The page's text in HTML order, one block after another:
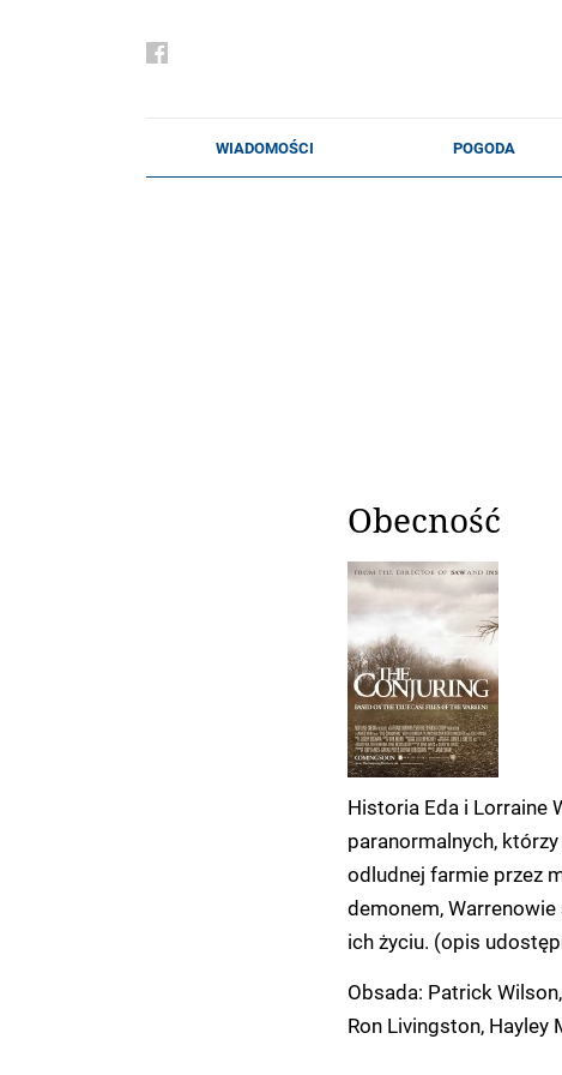
Obecność
Historia Eda i Lorraine
paranormalnych,
odludnej farmie przez
demonem,
ich życiu. (opis
Obsada: Patrick
Ron Livingston, Hayley